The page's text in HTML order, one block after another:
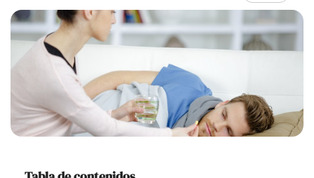
Relaciones
Familia
Ayuda
Cursos